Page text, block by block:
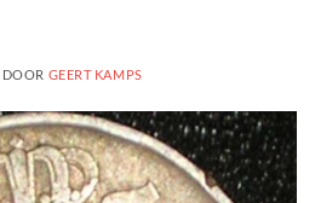
DOOR GEERT KAMPS